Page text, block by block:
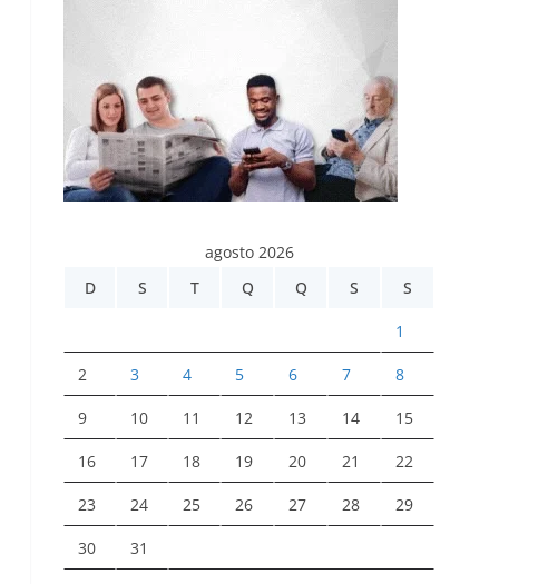
agosto 2026
D
S T Q Q S S
1
2 3 4 5 6 7 8
9 10 11 12 13 14 15
16 17 18 19 20 21 22
23 24 25 26 27 28 29
30 31